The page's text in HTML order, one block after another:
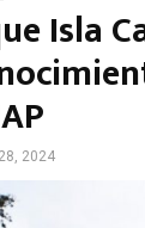
Isla
2024